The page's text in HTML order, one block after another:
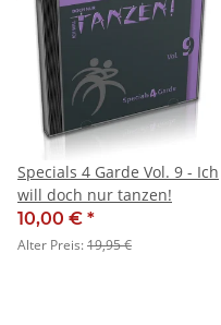
Specials 4 Garde Vol. 9 - Ich
will doch nur tanzen!
10,00 € *
Alter Preis:19,95 €